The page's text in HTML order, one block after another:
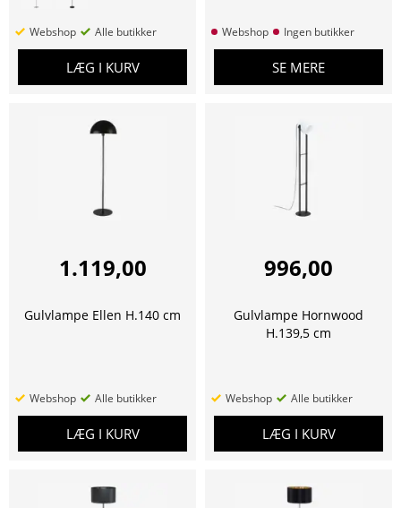
Webshop Alle butikker
LÆG I KURV
Webshop Ingen butikker
SE MERE
1.119,00
Gulvlampe Ellen H.140 cm
Webshop Alle butikker
LÆG I KURV
996,00
Gulvlampe Hornwood
H.139,5 cm
Webshop Alle butikker
LÆG I KURV